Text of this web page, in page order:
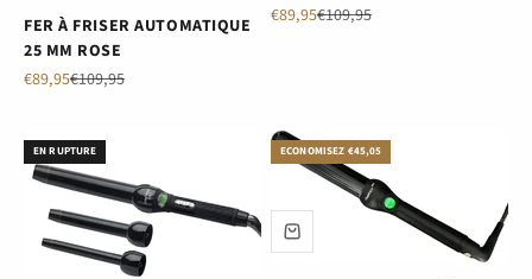
FER À FRISER AUTOMATIQUE
25 MM ROSE
Prix de vente
€89,95Prix normal
€109,95
Prix de vente
€89,95Prix normal
€109,95
EN RUPTURE ECONOMISEZ €45,05